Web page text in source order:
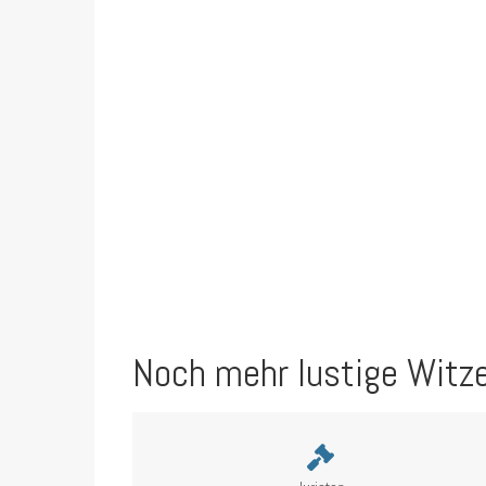
Noch mehr lustige